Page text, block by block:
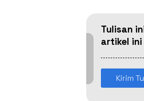
Tulisan
artikel
Kirim